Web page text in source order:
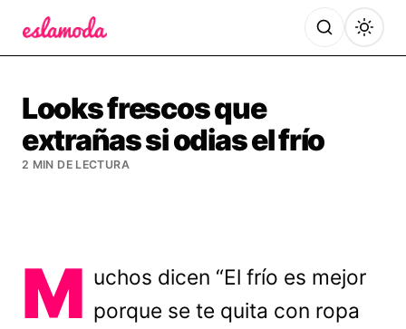
Looks frescos que
extrañas si odias el frío
2 MIN DE LECTURA
M uchos dicen “El frío es mejor
porque se te quita con ropa